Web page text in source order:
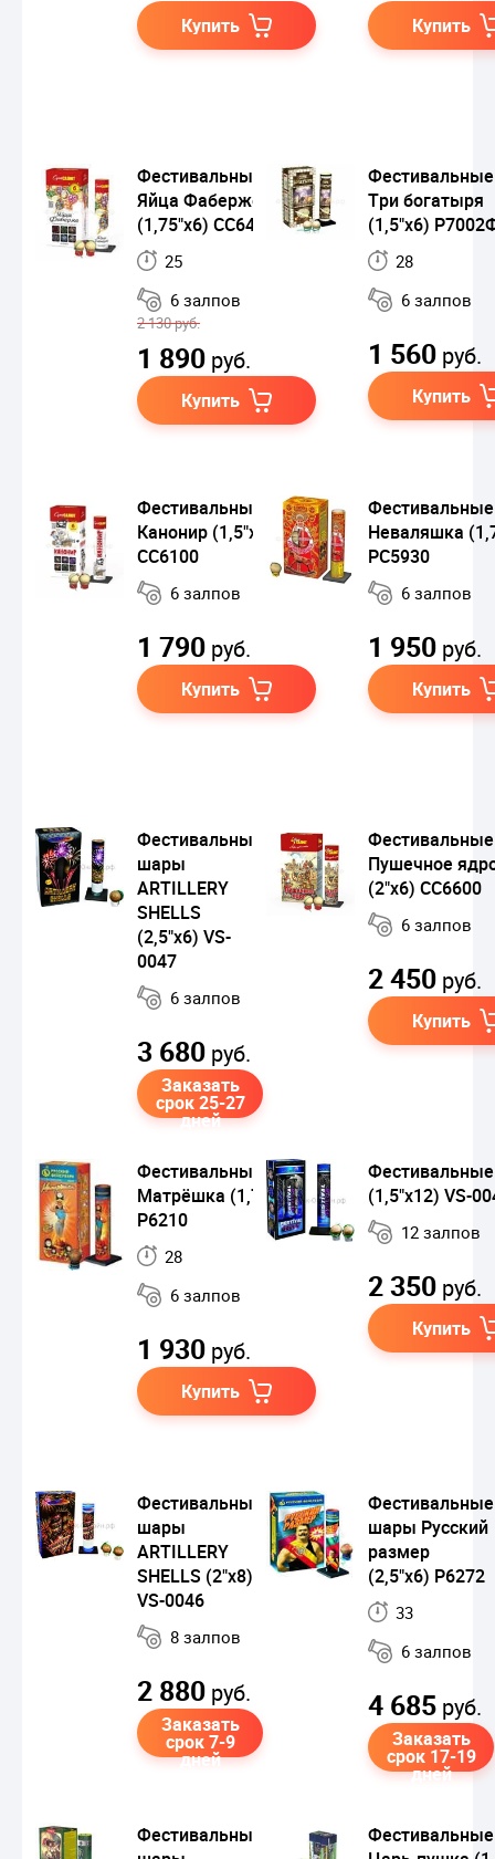
Купить Купить
Фестивальные шары
Яйца Фаберже
(1,75"х6) СС6410
25
6 залпов
2 130 руб.
1 890 руб.
Купить
Три богатыря
(1,5"х6)
28
6 залпов
1 560 руб.
Купить
Фестивальные шары
Канонир (1,5"х6)
СС6100
6 залпов
1 790 руб.
Купить
Неваляшка
РС5930
6 залпов
1 950 руб.
Купить
Фестивальные
шары
ARTILLERY
SHELLS
(2,5"x6) VS-
0047
6 залпов
3 680 руб.
Заказать
срок 25-27
дней
Пушечное
(2"х6) СС6600
6 залпов
2 450 руб.
Купить
Фестивальные шары
Матрёшка (1,75"х6)
Р6210
28
6 залпов
1 930 руб.
Купить
(1,5"x12) VS-
12 залпов
2 350 руб.
Купить
Фестивальные
шары
ARTILLERY
SHELLS (2"x8)
VS-0046
8 залпов
2 880 руб.
Заказать
срок 7-9
дней
Фестивальные
шары Русский
размер
(2,5"х6) Р6272
33
6 залпов
4 685 руб.
Заказать
срок 17-19
дней
Фестивальные